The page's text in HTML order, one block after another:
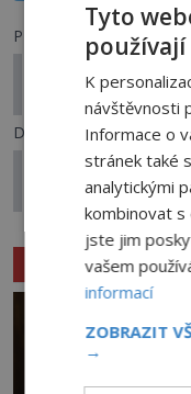
Předchozí článek
Kladívko z éry
let starý nástroj?
Další článek
Nad australským
Související články
Tyto
K
návštěvnosti
Informace o
stránek také
analytickými
kombinovat s
jste jim
vašem
informací
ZOBRAZIT
→